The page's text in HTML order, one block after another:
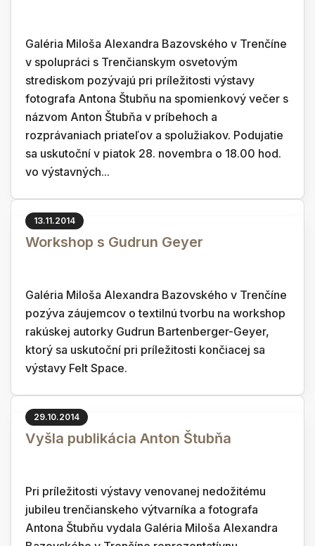
Galéria Miloša Alexandra Bazovského v Trenčíne
v spolupráci s Trenčianskym osvetovým
strediskom pozývajú pri príležitosti výstavy
fotografa Antona Štubňu na spomienkový večer s
názvom Anton Štubňa v príbehoch a
rozprávaniach priateľov a spolužiakov. Podujatie
sa uskutoční v piatok 28. novembra o 18.00 hod.
vo výstavných...
13.11.2014
Workshop s Gudrun Geyer
Galéria Miloša Alexandra Bazovského v Trenčíne
pozýva záujemcov o textilnú tvorbu na workshop
rakúskej autorky Gudrun Bartenberger-Geyer,
ktorý sa uskutoční pri príležitosti končiacej sa
výstavy Felt Space.
29.10.2014
Vyšla publikácia Anton Štubňa
Pri príležitosti výstavy venovanej nedožitému
jubileu trenčianskeho výtvarníka a fotografa
Antona Štubňu vydala Galéria Miloša Alexandra